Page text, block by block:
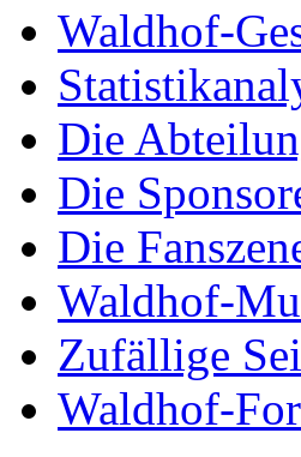
Waldhof-
Die
Die
Die
Waldhof-
Zufällige
Waldhof-